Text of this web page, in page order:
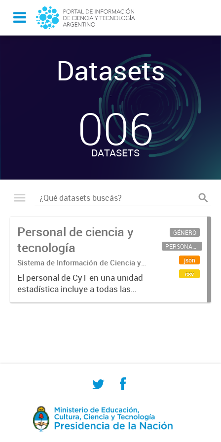
Datasets
-
006
DATASETS
Personal de ciencia y
tecnología
Sistema de Información de Ciencia y
Tecnología Argentino (SICYTAR)
El personal de CyT en una unidad
estadística incluye a todas las
personas involucradas
GÉNERO
PERSONAL CIENTÍFICO-TECNOLÓGICO
json
csv